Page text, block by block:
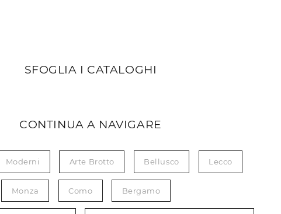
SFOGLIA I CATALOGHI
CONTINUA A NAVIGARE
Moderni Arte Brotto Bellusco Lecco
Monza Como Bergamo